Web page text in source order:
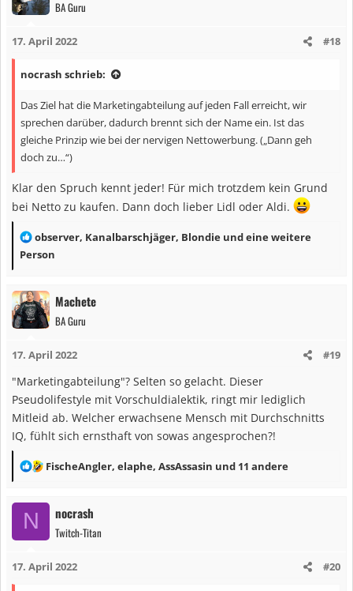
t
o
e
:
BA Guru
17. April 2022 #18
nocrash schrieb:
Das Ziel hat die Marketingabteilung auf jeden Fall erreicht, wir
sprechen darüber, dadurch brennt sich der Name ein. Ist das
gleiche Prinzip wie bei der nervigen Nettowerbung. („Dann geh
doch zu…“)
Klar den Spruch kennt jeder! Für mich trotzdem kein Grund
bei Netto zu kaufen. Dann doch lieber Lidl oder Aldi.
R
e
k
t
i
n
e
observer, Kanalbarschjäger, Blondie und eine weitere
Person
Machete
BA Guru
17. April 2022 #19
"Marketingabteilung"? Selten so gelacht. Dieser
Pseudolifestyle mit Vorschuldialektik, ringt mir lediglich
Mitleid ab. Welcher erwachsene Mensch mit Durchschnitts
IQ, fühlt sich ernsthaft von sowas angesprochen?!
R
a
o
FischeAngler, elaphe, AssAssasin und 11 andere
N nocrash
Twitch-Titan
17. April 2022 #20